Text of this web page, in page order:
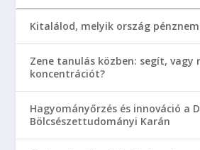
Kitalálod, melyik ország
Zene tanulás közben: segít, vagy
koncentrációt?
Hagyományőrzés és innováció a
Bölcsészettudományi Karán